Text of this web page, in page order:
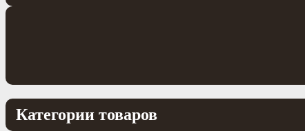
Категории товаров